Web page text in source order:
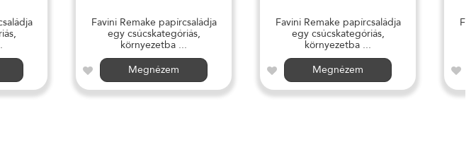
Favini Remake papírcsaládja
egy csúcskategóriás,
környezetba ...
Megnézem
Favini Remake papírcsaládja
egy csúcskategóriás,
környezetba ...
Megnézem